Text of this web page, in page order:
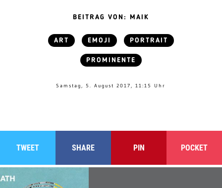
BEITRAG VON: MAIK
ART EMOJI PORTRAIT
PROMINENTE
Samstag, 5. August 2017, 11:15 Uhr
TWEET SHARE PIN POCKET